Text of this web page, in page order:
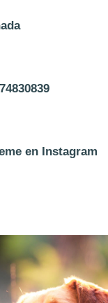
en Instagram